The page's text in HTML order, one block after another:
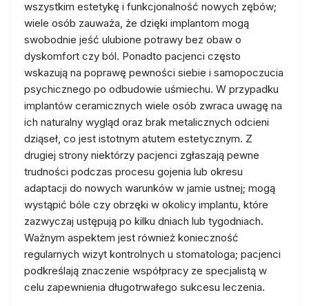
wszystkim estetykę i funkcjonalność nowych zębów;
wiele osób zauważa, że dzięki implantom mogą
swobodnie jeść ulubione potrawy bez obaw o
dyskomfort czy ból. Ponadto pacjenci często
wskazują na poprawę pewności siebie i samopoczucia
psychicznego po odbudowie uśmiechu. W przypadku
implantów ceramicznych wiele osób zwraca uwagę na
ich naturalny wygląd oraz brak metalicznych odcieni
dziąseł, co jest istotnym atutem estetycznym. Z
drugiej strony niektórzy pacjenci zgłaszają pewne
trudności podczas procesu gojenia lub okresu
adaptacji do nowych warunków w jamie ustnej; mogą
wystąpić bóle czy obrzęki w okolicy implantu, które
zazwyczaj ustępują po kilku dniach lub tygodniach.
Ważnym aspektem jest również konieczność
regularnych wizyt kontrolnych u stomatologa; pacjenci
podkreślają znaczenie współpracy ze specjalistą w
celu zapewnienia długotrwałego sukcesu leczenia.